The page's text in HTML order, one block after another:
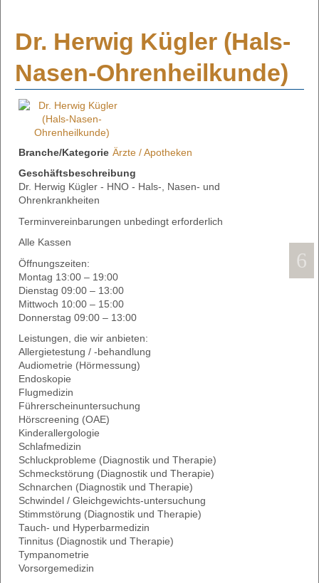
Dr. Herwig Kügler (Hals-
Nasen-Ohrenheilkunde)
Branche/Kategorie Ärzte / Apotheken
Geschäftsbeschreibung
Dr. Herwig Kügler - HNO - Hals-, Nasen- und
Ohrenkrankheiten
Terminvereinbarungen unbedingt erforderlich
Alle Kassen
Öffnungszeiten:
Montag 13:00 – 19:00
Dienstag 09:00 – 13:00
Mittwoch 10:00 – 15:00
Donnerstag 09:00 – 13:00
Leistungen, die wir anbieten:
Allergietestung / -behandlung
Audiometrie (Hörmessung)
Endoskopie
Flugmedizin
Führerscheinuntersuchung
Hörscreening (OAE)
Kinderallergologie
Schlafmedizin
Schluckprobleme (Diagnostik und Therapie)
Schmeckstörung (Diagnostik und Therapie)
Schnarchen (Diagnostik und Therapie)
Schwindel / Gleichgewichts-untersuchung
Stimmstörung (Diagnostik und Therapie)
Tauch- und Hyperbarmedizin
Tinnitus (Diagnostik und Therapie)
Tympanometrie
Vorsorgemedizin